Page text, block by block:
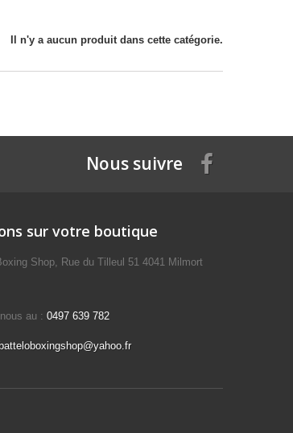
Il n'y a aucun produit dans cette catégorie.
Nous suivre
sur votre boutique
Shop, Rue du Tilleul 51 4041 Milmort
au : 0497 639 782